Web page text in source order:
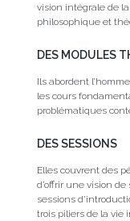
vision intégrale de
philosophique et
DES MODULES
Ils abordent
les cours
problématiques
DES SESSIONS
Elles couvrent des
d’offrir une vision
sessions
trois piliers de la vie